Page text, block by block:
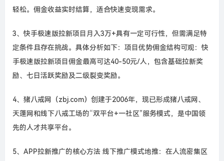
轻松。佣金收益实时结算，适合快速变现需求。
3、快手极速版拉新项目月入3万+具有一定可行性，但需满足特
定条件且存在挑战。具体分析如下：项目优势佣金结构可观：快
手极速版拉新项目佣金最高可达40-50元/人，包含基础拉新奖
励、七日活跃奖励及二级裂变奖励。
4、猪八戒网（zbj.com）创建于2006年，现已形成猪八戒网、
天蓬网和线下八戒工场的“双平台+一社区”服务模式，是中国领
先的人才共享平台。
5、APP拉新推广的核心方法 线下推广模式地推：在人流密集区